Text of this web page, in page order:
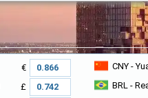
€ CNY-
£ BRL -